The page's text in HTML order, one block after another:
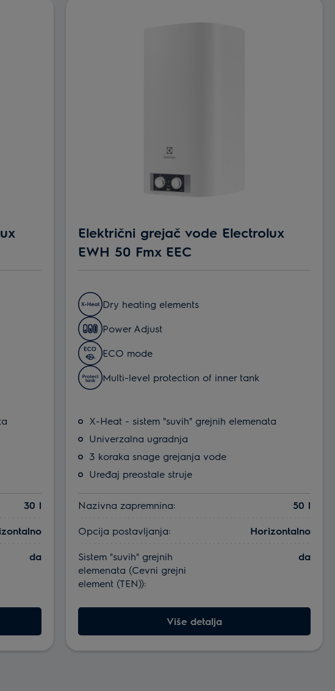
30 l
da
Električni grejač vode Electrolux
EWH 50 Fmx EEC
Dry heating elements
Power Adjust
ECO mode
Multi-level protection of inner tank
X-Heat - sistem "suvih" grejnih elemenata
Univerzalna ugradnja
3 koraka snage grejanja vode
Uređaj preostale struje
Nazivna zapremnina:
50 l
Opcija postavljanja:
Horizontalno
Sistem "suvih" grejnih
elemenata (Cevni grejni
element (TEN)):
da
Više detalja